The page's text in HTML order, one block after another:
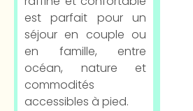
est parfait pour un
séjour en couple ou
en famille, entre
océan, nature et
commodités
accessibles à pied.